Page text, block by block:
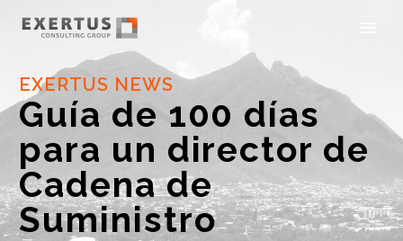
EXERTUS NEWS
Guía de 100 días
para un director de
Cadena de
Suministro